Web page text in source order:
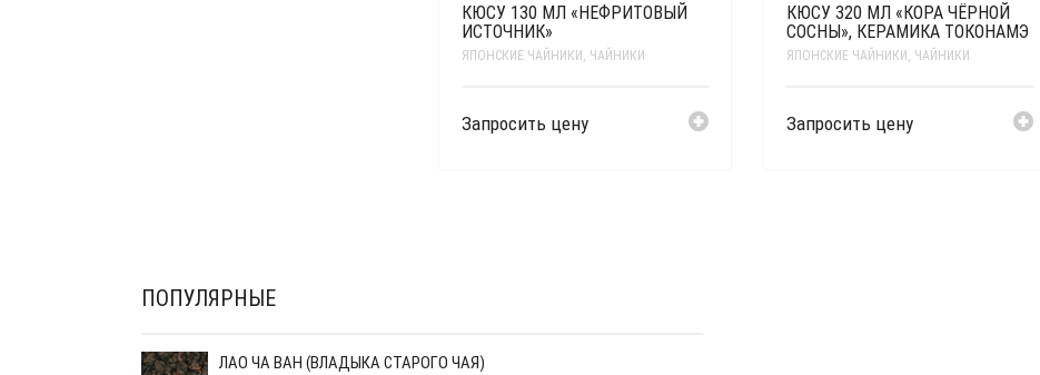
КЮСУ 130 МЛ «НЕФРИТОВЫЙ
ИСТОЧНИК»
ЯПОНСКИЕ ЧАЙНИКИ ЧАЙНИКИ
Запросить цену
КЮСУ 320 МЛ «КОРА ЧЁРНОЙ
СОСНЫ», КЕРАМИКА ТОКОНАМЭ
ЯПОНСКИЕ ЧАЙНИКИ ЧАЙНИКИ
Запросить цену
ПОПУЛЯРНЫЕ
ЛАО ЧА ВАН (ВЛАДЫКА СТАРОГО ЧАЯ)